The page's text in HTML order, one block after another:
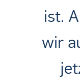
ist.
wir